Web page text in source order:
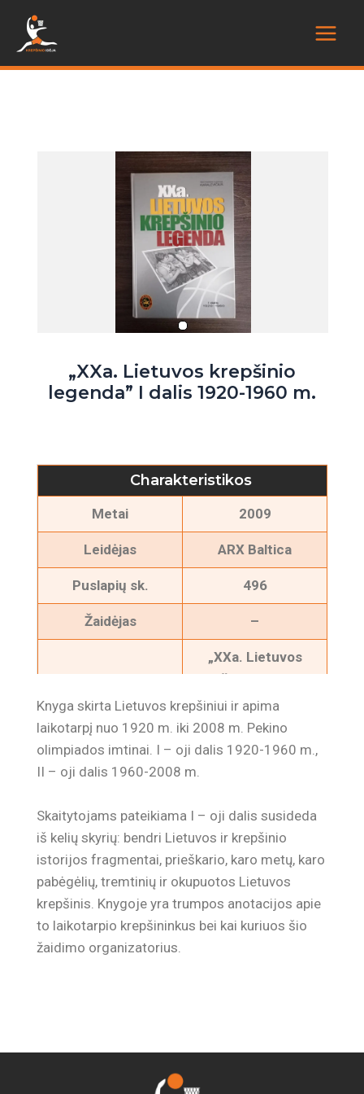
„XXa. Lietuvos krepšinio
legenda” I dalis 1920-1960 m.
Charakteristikos
Metai 2009
Leidėjas ARX Baltica
Puslapių sk. 496
Žaidėjas –
„XXa. Lietuvos
krepšinio legenda” I
dalis 1920-1960 m.
Autorius
Skirmantas Leonas
Karalevičius
Knyga skirta Lietuvos krepšiniui ir apima
laikotarpį nuo 1920 m. iki 2008 m. Pekino
olimpiados imtinai. I – oji dalis 1920-1960 m.,
II – oji dalis 1960-2008 m.
Skaitytojams pateikiama I – oji dalis susideda
iš kelių skyrių: bendri Lietuvos ir krepšinio
istorijos fragmentai, prieškario, karo metų, karo
pabėgėlių, tremtinių ir okupuotos Lietuvos
krepšinis. Knygoje yra trumpos anotacijos apie
to laikotarpio krepšininkus bei kai kuriuos šio
žaidimo organizatorius.